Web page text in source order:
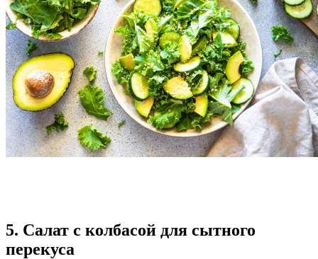
5. Салат с колбасой для сытного
перекуса